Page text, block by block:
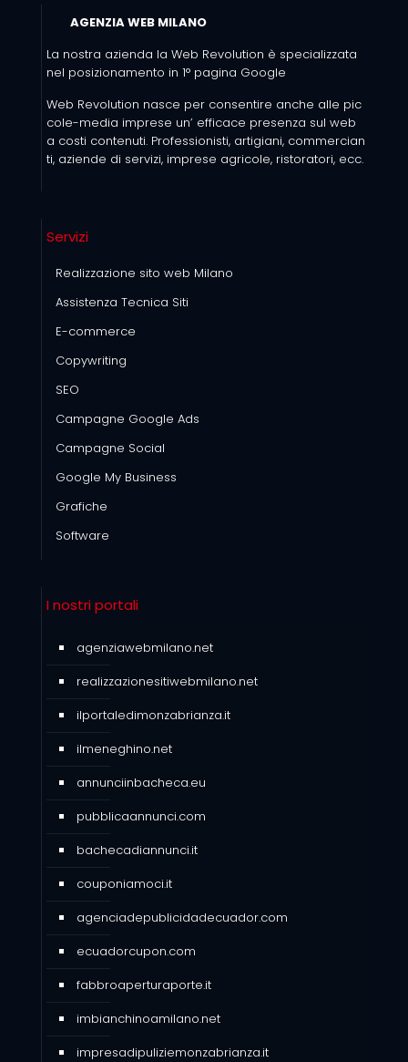
AGENZIA WEB MILANO
La nostra azienda la Web Revolution è specializzata
nel posizionamento in 1° pagina Google
Web Revolution nasce per consentire anche alle pic
cole-media imprese un’ efficace presenza sul web
a costi contenuti. Professionisti, artigiani, commercian
ti, aziende di servizi, imprese agricole, ristoratori, ecc.
Servizi
Realizzazione sito web Milano
Assistenza Tecnica Siti
E-commerce
Copywriting
SEO
Campagne Google Ads
Campagne Social
Google My Business
Grafiche
Software
I nostri portali
agenziawebmilano.net
realizzazionesitiwebmilano.net
ilportaledimonzabrianza.it
ilmeneghino.net
annunciinbacheca.eu
pubblicaannunci.com
bachecadiannunci.it
couponiamoci.it
agenciadepublicidadecuador.com
ecuadorcupon.com
fabbroaperturaporte.it
imbianchinoamilano.net
impresadipuliziemonzabrianza.it